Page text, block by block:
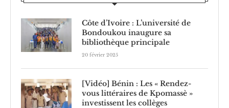
Côte d’Ivoire : L’université de
Bondoukou inaugure sa
bibliothèque principale
20 février 2025
[Vidéo] Bénin : Les « Rendez-
vous littéraires de Kpomassè »
investissent les collèges